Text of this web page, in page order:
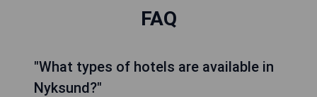
FAQ
"What types of hotels are available in
Nyksund?"